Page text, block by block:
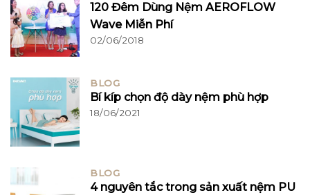
120 Đêm Dùng Nệm AEROFLOW
Wave Miễn Phí
02/06/2018
BLOG
Bí kíp chọn độ dày nệm phù hợp
18/06/2021
BLOG
4 nguyên tắc trong sản xuất nệm PU